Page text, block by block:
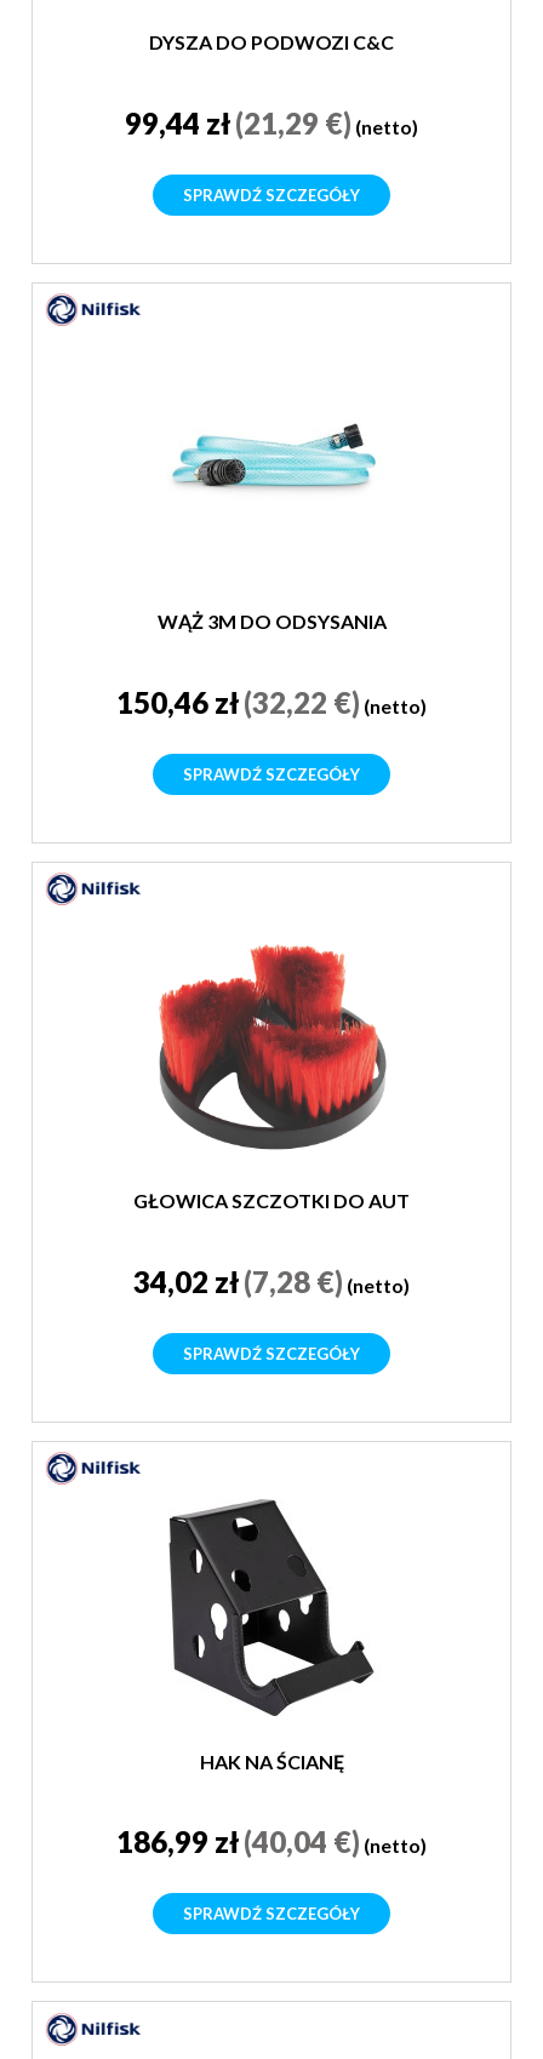
DYSZA DO PODWOZI C&C
99,44 zł(21,29 €) (netto)
SPRAWDŹ SZCZEGÓŁY
WĄŻ 3M DO ODSYSANIA
150,46 zł(32,22 €) (netto)
SPRAWDŹ SZCZEGÓŁY
GŁOWICA SZCZOTKI DO AUT
34,02 zł(7,28 €) (netto)
SPRAWDŹ SZCZEGÓŁY
HAK NA ŚCIANĘ
186,99 zł(40,04 €) (netto)
SPRAWDŹ SZCZEGÓŁY